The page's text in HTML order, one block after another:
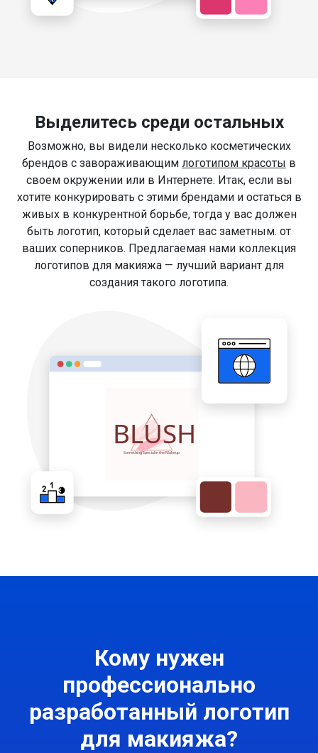
Выделитесь среди остальных
Возможно, вы видели несколько косметических
брендов с завораживающим логотипом красоты в
своем окружении или в Интернете. Итак, если вы
хотите конкурировать с этими брендами и остаться в
живых в конкурентной борьбе, тогда у вас должен
быть логотип, который сделает вас заметным. от
ваших соперников. Предлагаемая нами коллекция
логотипов для макияжа — лучший вариант для
создания такого логотипа.
Кому нужен
профессионально
разработанный логотип
для макияжа?